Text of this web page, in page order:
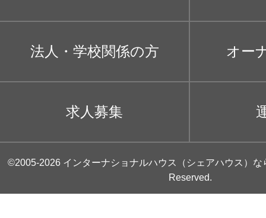
法人・学校関係の方 オー
求人募集
©2005-2026 インターナショナルハウス（シェアハウス）な
Reserved.